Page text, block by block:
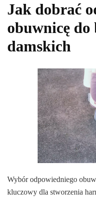
Jak dobrać
obuwnicę do
damskich
Wybór odpowiedniego
kluczowy dla stworzenia